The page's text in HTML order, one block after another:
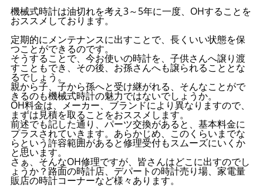
機械式時計は油切れを考え3～5年に一度、OHすることを
おススメしております。
定期的にメンテナンスに出すことで、長くいい状態を保
つことができるのです。
そうすることで、今お使いの時計を、子供さんへ譲り渡
すこともでき、その後、お孫さんへも譲られることとな
るでしょう。
親から子、子から孫へと受け継がれる、そんなことがで
きるのも機械式時計の魅力ではないでしょうか。
OH料金は、メーカー、ブランドにより異なりますので、
まずは見積を取ることをおススメします。
前述でも記した通り、パーツ交換があると、基本料金に
プラスされていきます。あらかじめ、このくらいまでな
らという許容範囲があると修理受付もスムーズにいくか
と思います。
さぁ、そんなOH修理ですが、皆さんはどこに出すのでし
ょうか？路面の時計店、デパートの時計売り場、家電量
販店の時計コーナーなど様々あります。